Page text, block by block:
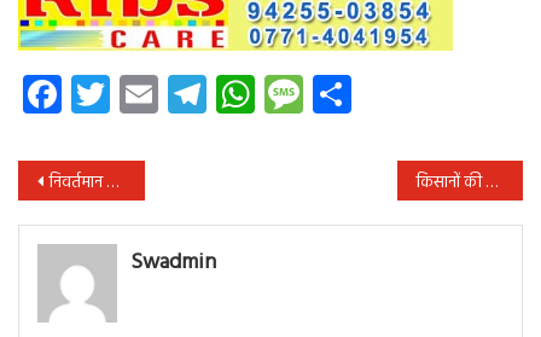
Facebook
Twitter
EmailTelegram
WhatsApp
Message
पोस्ट
नेविगेशन
निवर्तमान प्रदेश भाजपा अध्यक्ष उसेंडी ने सबके प्रति आभार माना किसानों की हितैषी मोदी सरकार, लागत का डेढ़ गुना बढ़ाया एमएसपी:कौशिक
Swadmin